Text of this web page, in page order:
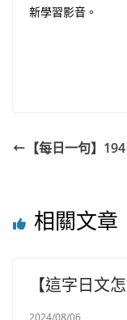
新學習影音。
【每日一句】194
相關文章
【這字日文
2024/08/06